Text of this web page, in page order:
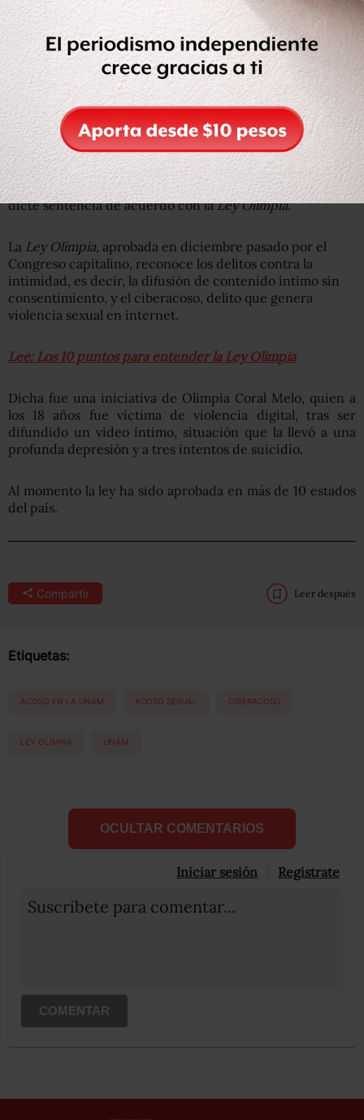
Además el juez fijó un plazo de dos meses para el cierre
de la investigación complementaria y que se
dicte sentencia de acuerdo con laLey Olimpia.
La Ley Olimpia, aprobada en diciembre pasado por el
Congreso capitalino, reconoce los delitos contra la
intimidad, es decir, la difusión de contenido íntimo sin
consentimiento, y el ciberacoso, delito que genera
violencia sexual en internet.
Lee: Los 10 puntos para entender la Ley Olimpia
Dicha fue una iniciativa de Olimpia Coral Melo, quien a
los 18 años fue víctima de violencia digital, tras ser
difundido un video íntimo, situación que la llevó a una
profunda depresión y a tres intentos de suicidio.
Al momento la ley ha sido aprobada en más de 10 estados
del país.
Compartir Leer después
Etiquetas:
ACOSO EN LA UNAM ACOSO SEXUAL CIBERACOSO
LEY OLIMPIA UNAM
OCULTAR COMENTARIOS
Iniciar sesión Registrate
Suscribete para comentar...
COMENTAR